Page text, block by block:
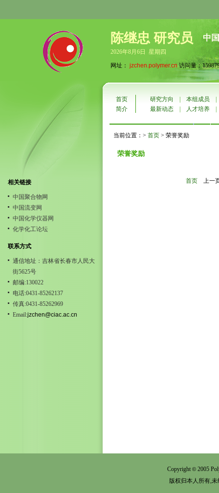
陈继忠 研究员 中
2026年8月6日 星期四
网址： jzchen.polymer.cn访问量：
相关链接
中国聚合物网
中国流变网
中国化学仪器网
化学化工论坛
联系方式
通信地址：吉林省长春市人民大
街5625号
邮编:130022
电话:0431-85262137
传真:0431-85262969
Email:jzchen@ciac.ac.cn
首页 研究方向 本组成员
简介
最新动态 人才培养
当前位置：> 首页 > 荣誉奖励
荣誉奖励
首页 上一
Copyright© 2005
版权归本人所有,